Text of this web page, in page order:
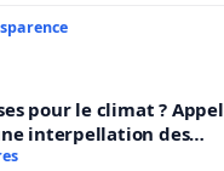
pour le climat ? Appel
interpellation des
du climat et de